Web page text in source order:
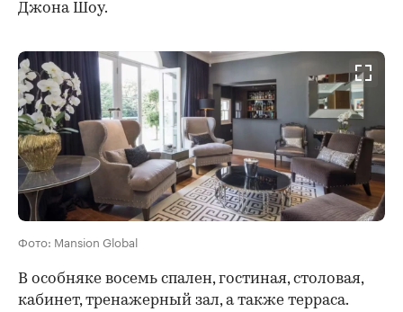
Джона Шоу.
Фото: Mansion Global
В особняке восемь спален, гостиная, столовая,
кабинет, тренажерный зал, а также терраса.